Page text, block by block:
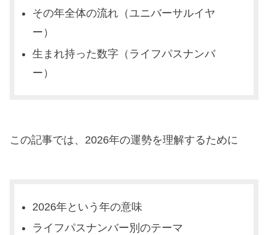
その年全体の流れ（ユニバーサルイヤ
ー）
生まれ持った数字（ライフパスナンバ
ー）
この記事では、2026年の運勢を理解するために
2026年という年の意味
ライフパスナンバー別のテーマ